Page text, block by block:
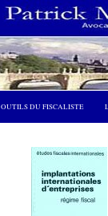
OUTILS DU FISCALISTE